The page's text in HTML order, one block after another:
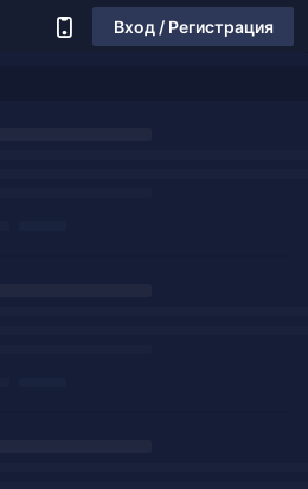
Вход / Регистрация